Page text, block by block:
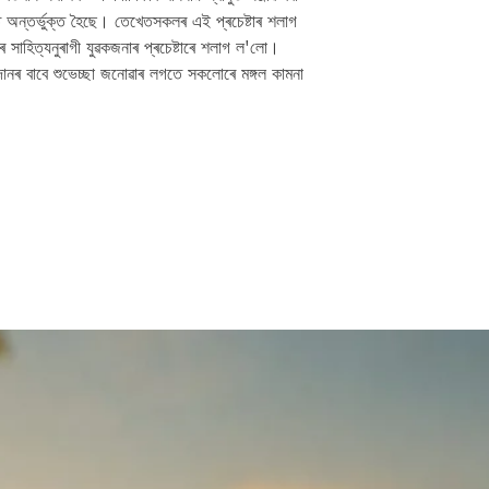
অন্তর্ভুক্ত হৈছে। তেখেতসকলৰ এই প্ৰচেষ্টাৰ শলাগ
যুৱকজনাৰ প্ৰচেষ্টাৰে শলাগ ল'লো।
বাবে শুভেচ্ছা জনোৱাৰ লগতে সকলোৰে মঙ্গল কামনা